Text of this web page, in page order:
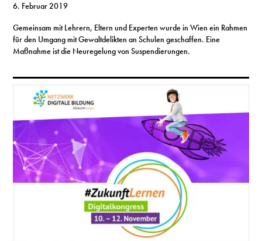
6. Februar 2019
Gemeinsam mit Lehrern, Eltern und Experten wurde in Wien ein Rahmen
für den Umgang mit Gewaltdelikten an Schulen geschaffen. Eine
Maßnahme ist die Neuregelung von Suspendierungen.